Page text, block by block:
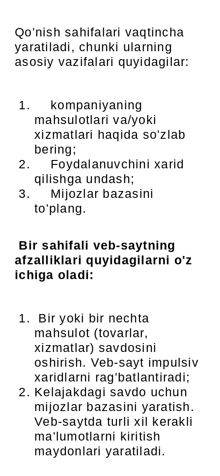
Qo'nish sahifalari vaqtincha
yaratiladi, chunki ularning
asosiy vazifalari quyidagilar:
kompaniyaning
mahsulotlari va/yoki
xizmatlari haqida so'zlab
bering;
Foydalanuvchini xarid
qilishga undash;
Mijozlar bazasini
to'plang.
Bir sahifali veb-saytning
afzalliklari quyidagilarni o'z
ichiga oladi:
Bir yoki bir nechta
mahsulot (tovarlar,
xizmatlar) savdosini
oshirish. Veb-sayt impulsiv
xaridlarni rag'batlantiradi;
Kelajakdagi savdo uchun
mijozlar bazasini yaratish.
Veb-saytda turli xil kerakli
ma'lumotlarni kiritish
maydonlari yaratiladi.